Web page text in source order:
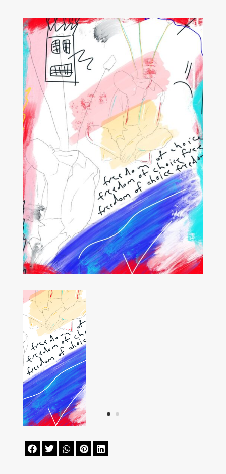
    